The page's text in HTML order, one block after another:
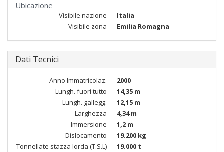
Ubicazione
Visibile nazione
Italia
Visibile zona
Emilia Romagna
Dati Tecnici
Anno Immatricolaz.
2000
Lungh. fuori tutto
14,35 m
Lungh. gallegg.
12,15 m
Larghezza
4,34 m
Immersione
1,2 m
Dislocamento
19.200 kg
Tonnellate stazza lorda (T.S.L)
19.000 t